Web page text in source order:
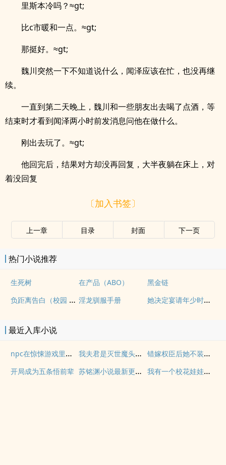
里斯本冷吗？≈gt;
比c市暖和一点。≈gt;
那挺好。≈gt;
魏川突然一下不知道说什么，闻泽应该在忙，也没再继
续。
一直到第二天晚上，魏川和一些朋友出去喝了点酒，等
结束时才看到闻泽两小时前发消息问他在做什么。
刚出去玩了。≈gt;
他回完后，结果对方却没再回复，大半夜躺在床上，对
着没回复
〔加入书签〕
上一章 目录 封面 下一页
热门小说推荐
生死树 在产品（ABO） 黑金链
负距离告白（校园 h） 淫龙驯服手册 她决定宴请年少时的自己（1v1H）
最近入库小说
npc在惊悚游戏里逃生 我夫君是灭世魔头扶梦全文阅读 错嫁权臣后她不装第26集看点
开局成为五条悟前辈 苏铭渊小说最新更新章节目录大全 我有一个校花娃娃亲小说